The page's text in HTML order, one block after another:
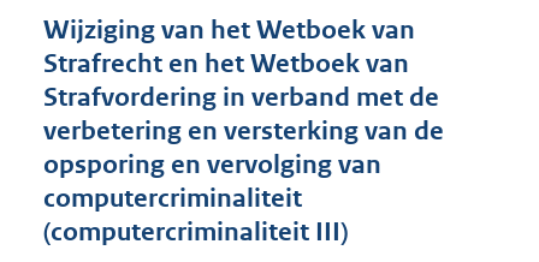
s
g
r
o
o
t
e
:
Wijziging van het Wetboek van
Strafrecht en het Wetboek van
Strafvordering in verband met de
verbetering en versterking van de
opsporing en vervolging van
computercriminaliteit
(computercriminaliteit III)